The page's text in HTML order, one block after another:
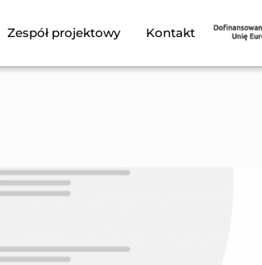
Zespół projektowy Kontakt